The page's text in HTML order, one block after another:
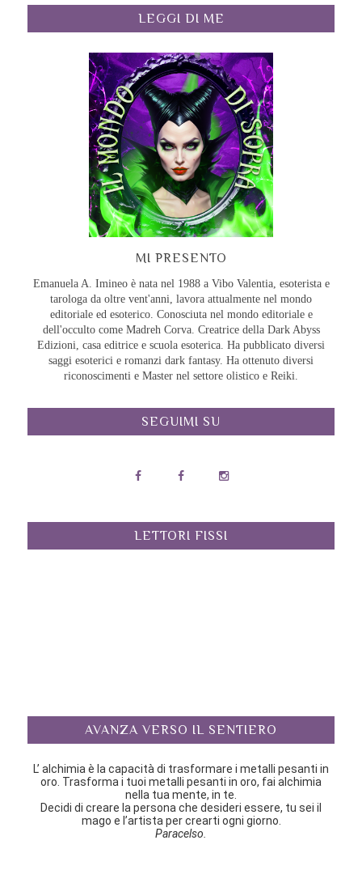
LEGGI DI ME
MI PRESENTO
Emanuela A. Imineo è nata nel 1988 a Vibo Valentia, esoterista e
tarologa da oltre vent'anni, lavora attualmente nel mondo
editoriale ed esoterico. Conosciuta nel mondo editoriale e
dell'occulto come Madreh Corva. Creatrice della Dark Abyss
Edizioni, casa editrice e scuola esoterica. Ha pubblicato diversi
saggi esoterici e romanzi dark fantasy. Ha ottenuto diversi
riconoscimenti e Master nel settore olistico e Reiki.
SEGUIMI SU
LETTORI FISSI
AVANZA VERSO IL SENTIERO
L’ alchimia è la capacità di trasformare i metalli pesanti in
oro. Trasforma i tuoi metalli pesanti in oro, fai alchimia
nella tua mente, in te.
Decidi di creare la persona che desideri essere, tu sei il
mago e l’artista per crearti ogni giorno.
Paracelso.